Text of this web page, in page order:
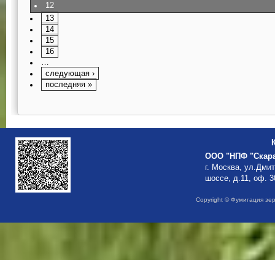
12
13
14
15
16
…
следующая ›
последняя »
ООО "НПФ
г. Москва,
шоссе, д.11, оф.
Copyright © Фумигация